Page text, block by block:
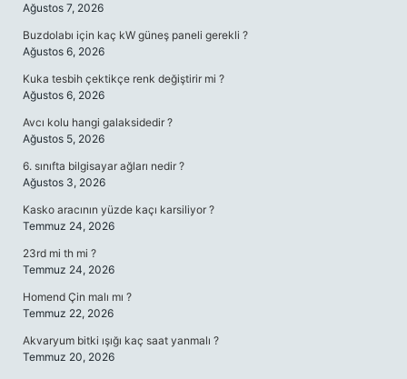
Ağustos 7, 2026
Buzdolabı için kaç kW güneş paneli gerekli ?
Ağustos 6, 2026
Kuka tesbih çektikçe renk değiştirir mi ?
Ağustos 6, 2026
Avcı kolu hangi galaksidedir ?
Ağustos 5, 2026
6. sınıfta bilgisayar ağları nedir ?
Ağustos 3, 2026
Kasko aracının yüzde kaçı karsiliyor ?
Temmuz 24, 2026
23rd mi th mi ?
Temmuz 24, 2026
Homend Çin malı mı ?
Temmuz 22, 2026
Akvaryum bitki ışığı kaç saat yanmalı ?
Temmuz 20, 2026